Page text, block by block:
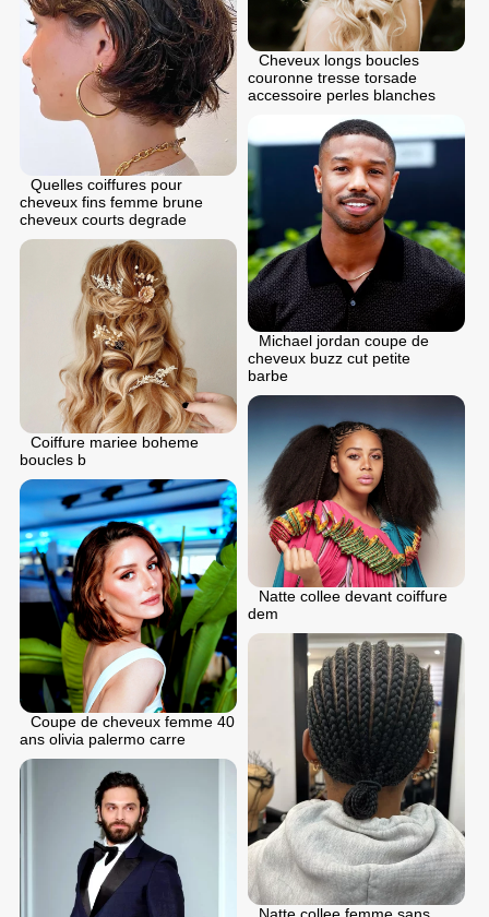
Cheveux longs boucles
couronne tresse torsade
accessoire perles blanches
Quelles coiffures pour
cheveux fins femme brune
cheveux courts degrade
Michael jordan coupe de
cheveux buzz cut petite
barbe
Coiffure mariee boheme
boucles b
Natte collee devant coiffure
dem
Coupe de cheveux femme 40
ans olivia palermo carre
Natte collee femme sans